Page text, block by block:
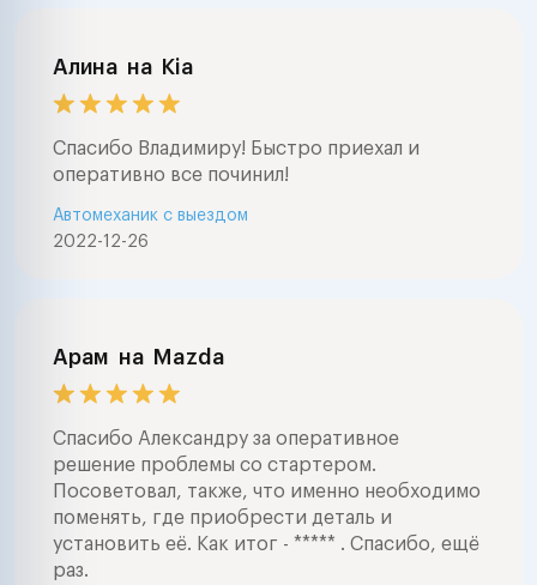
Алина на Kia
Спасибо Владимиру! Быстро приехал и
оперативно все починил!
2022-12-26
Автомеханик с выездом
Арам на Mazda
Спасибо Александру за оперативное
решение проблемы со стартером.
Посоветовал, также, что именно необходимо
поменять, где приобрести деталь и
установить её. Как итог - ***** . Спасибо, ещё
раз.